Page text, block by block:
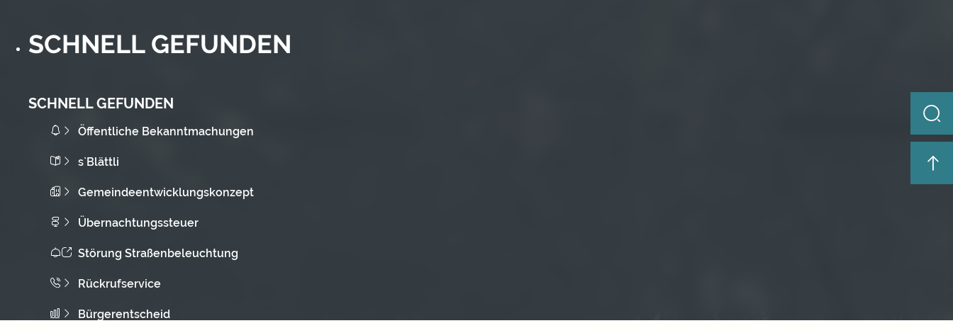
SCHNELL GEFUNDEN
SCHNELL GEFUNDEN
Öffentliche Bekanntmachungen
s`Blättli
Gemeindeentwicklungskonzept
Übernachtungssteuer
Störung Straßenbeleuchtung
Rückrufservice
Bürgerentscheid